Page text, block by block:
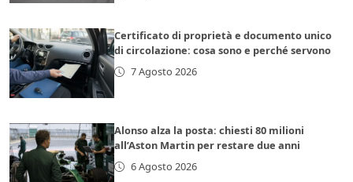
Certificato di proprietà e documento unico
di circolazione: cosa sono e perché servono
7 Agosto 2026
Alonso alza la posta: chiesti 80 milioni
all’Aston Martin per restare due anni
6 Agosto 2026